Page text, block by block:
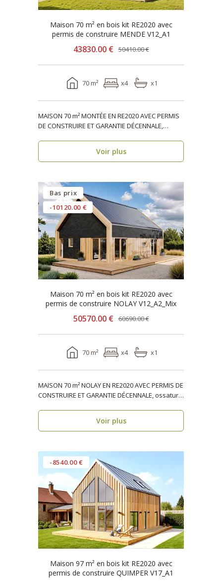
Maison 70 m² en bois kit RE2020 avec
permis de construire MENDE V12_A1
43830.00 € 50410.00 €
70 m² x4 x1
MAISON 70 m² MONTÉE EN RE2020 AVEC PERMIS
DE CONSTRUIRE ET GARANTIE DÉCENNALE,
Voir plus
Bas prix
-10120.00 €
Maison 70 m² en bois kit RE2020 avec
permis de construire NOLAY V12_A2_Mix
50570.00 € 60690.00 €
70 m² x4 x1
MAISON 70 m² NOLAY EN RE2020 AVEC PERMIS DE
CONSTRUIRE ET GARANTIE DÉCENNALE, ossature
Voir plus
-8540.00 €
Maison 97 m² en bois kit RE2020 avec
permis de construire QUIMPER V17_A1